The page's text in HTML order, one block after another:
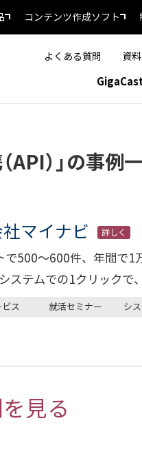
コンテンツ作成ソフト
よくある質問 資
API）」の事例
マイナビ 詳しく
で500～600件、年間で1
ステムでの1クリックで
ビス 就活セミナー シス
見る